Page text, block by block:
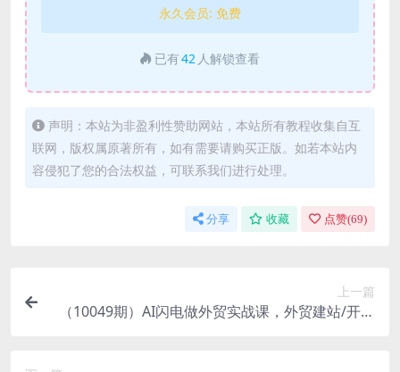
永久会员: 免费
已有42 人解锁查看
声明：本站为非盈利性赞助网站，本站所有教程收集自互
联网，版权属原著所有，如有需要请购买正版。如若本站内
容侵犯了您的合法权益，可联系我们进行处理。
分享 收藏 点赞(69)
上一篇
（10049期）AI闪电做外贸实战课，外贸建站/开发